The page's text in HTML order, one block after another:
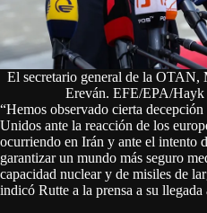
El secretario general de la OTAN,
Ereván. EFE/EPA/Hayk
“Hemos observado cierta
Unidos ante la reacción de los
ocurriendo en Irán y ante el intento
garantizar un mundo más seguro
capacidad nuclear y de misiles de
indicó Rutte a la prensa a su